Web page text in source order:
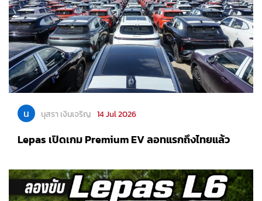
น นุสรา เงินเจริญ 14 Jul 2026
Lepas เปิดเกม Premium EV ลอทแรกถึงไทยแล้ว